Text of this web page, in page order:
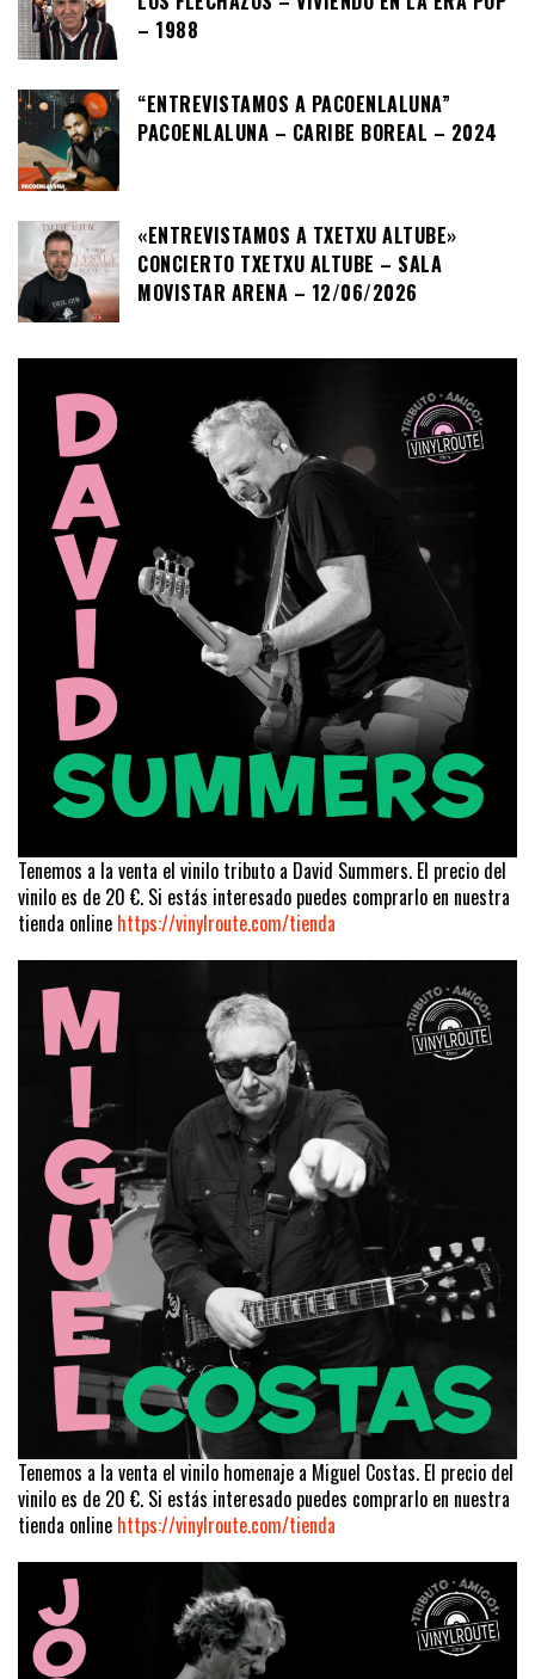
– 1988
“ENTREVISTAMOS A PACOENLALUNA”
PACOENLALUNA – CARIBE BOREAL – 2024
«ENTREVISTAMOS A TXETXU ALTUBE»
CONCIERTO TXETXU ALTUBE – SALA
MOVISTAR ARENA – 12/06/2026
Tenemos a la venta el vinilo tributo a David Summers. El precio del
vinilo es de 20 €. Si estás interesado puedes comprarlo en nuestra
tienda online https://vinylroute.com/tienda
Tenemos a la venta el vinilo homenaje a Miguel Costas. El precio del
vinilo es de 20 €. Si estás interesado puedes comprarlo en nuestra
tienda online https://vinylroute.com/tienda